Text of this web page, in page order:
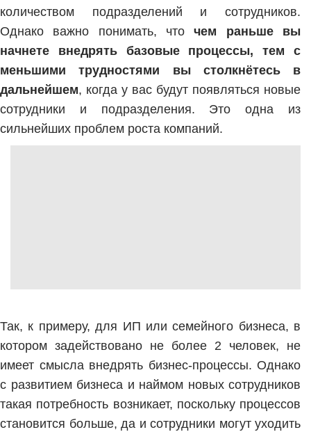
количеством подразделений и сотрудников.
Однако важно понимать, чточем раньше вы
начнете внедрять базовые процессы, тем с
меньшими трудностями вы столкнётесь в
дальнейшем, когда у вас будут появляться новые
сотрудники и подразделения. Это одна из
сильнейших проблем роста компаний.
Так, к примеру, для ИП или семейного бизнеса, в
котором задействовано не более 2 человек, не
имеет смысла внедрять бизнес-процессы. Однако
с развитием бизнеса и наймом новых сотрудников
такая потребность возникает, поскольку процессов
становится больше, да и сотрудники могут уходить